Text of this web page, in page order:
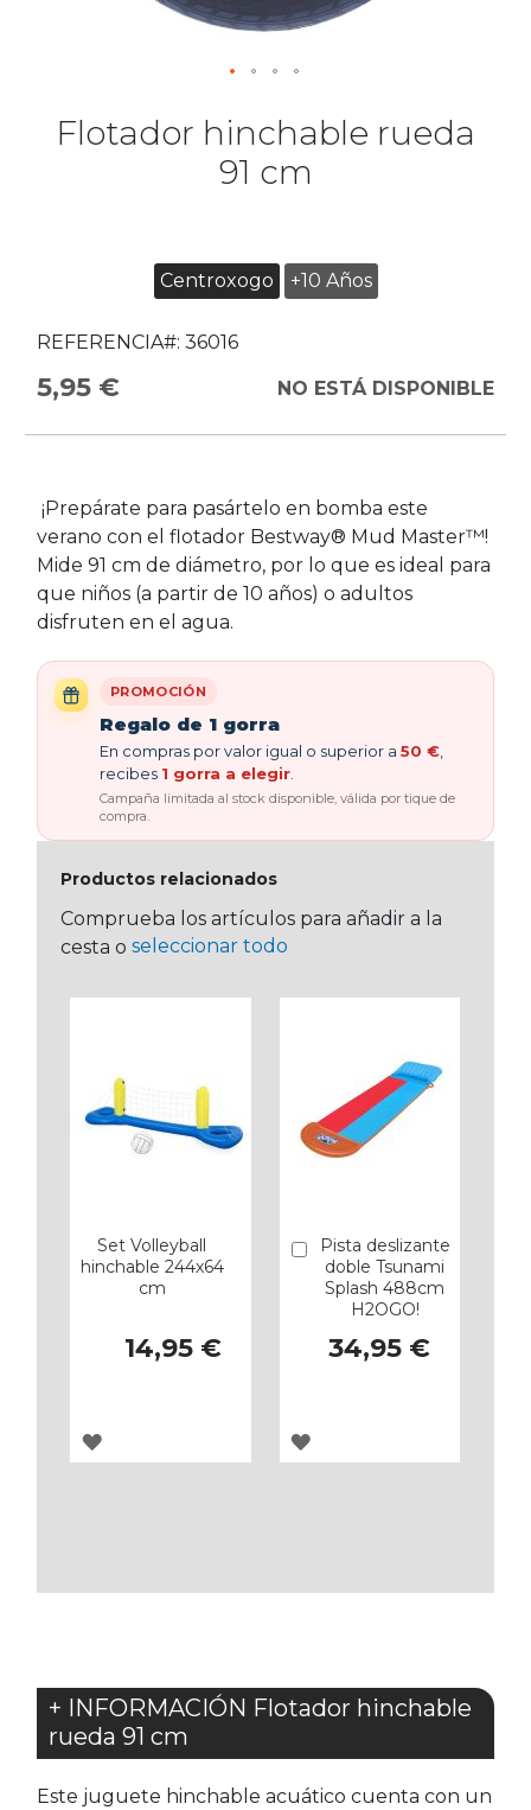
Flotador hinchable rueda
91 cm
Centroxogo +10 Años
REFERENCIA#: 36016
5,95 € NO ESTÁ DISPONIBLE
¡Prepárate para pasártelo en bomba este
verano con el flotador Bestway® Mud Master™!
Mide 91 cm de diámetro, por lo que es ideal para
que niños (a partir de 10 años) o adultos
disfruten en el agua.
PROMOCIÓN
Regalo de 1 gorra
En compras por valor igual o superior a 50 €
recibes 1 gorra a elegir
Campaña limitada al stock disponible, válida por tique de
compra.
Productos relacionados
Comprueba los artículos para añadir a la
cesta o seleccionar todo
Set Volleyball
hinchable 244x64
cm
14,95 €
AGREGAR
Pista deslizante
doble Tsunami
Splash 488cm
H2OGO!
34,95 €
Añadir
AGREGAR
+ INFORMACIÓN Flotador hinchable
rueda 91 cm
Este juguete hinchable acuático cuenta con un